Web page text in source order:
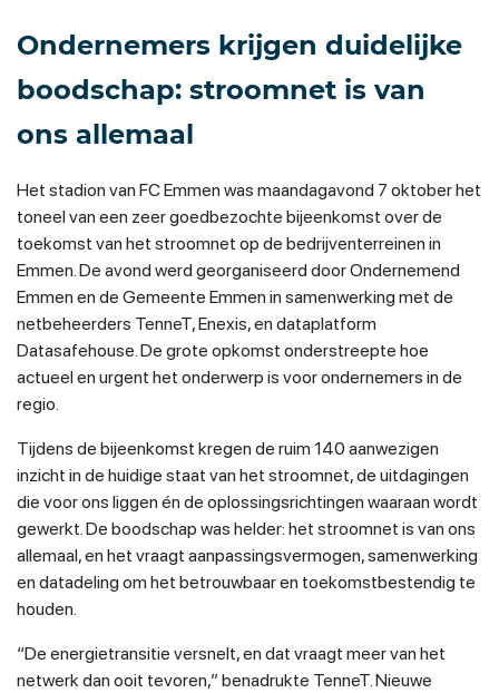
Ondernemers krijgen duidelijke
boodschap: stroomnet is van
ons allemaal
Het stadion van FC Emmen was maandagavond 7 oktober het
toneel van een zeer goedbezochte bijeenkomst over de
toekomst van het stroomnet op de bedrijventerreinen in
Emmen. De avond werd georganiseerd door Ondernemend
Emmen en de Gemeente Emmen in samenwerking met de
netbeheerders TenneT, Enexis, en dataplatform
Datasafehouse. De grote opkomst onderstreepte hoe
actueel en urgent het onderwerp is voor ondernemers in de
regio.
Tijdens de bijeenkomst kregen de ruim 140 aanwezigen
inzicht in de huidige staat van het stroomnet, de uitdagingen
die voor ons liggen én de oplossingsrichtingen waaraan wordt
gewerkt. De boodschap was helder: het stroomnet is van ons
allemaal, en het vraagt aanpassingsvermogen, samenwerking
en datadeling om het betrouwbaar en toekomstbestendig te
houden.
“De energietransitie versnelt, en dat vraagt meer van het
netwerk dan ooit tevoren,” benadrukte TenneT. Nieuwe